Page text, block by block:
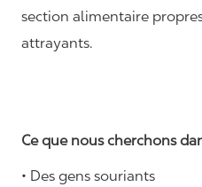
section alimentaire
attrayants.
Ce que nous cherchons
• Des gens souriants